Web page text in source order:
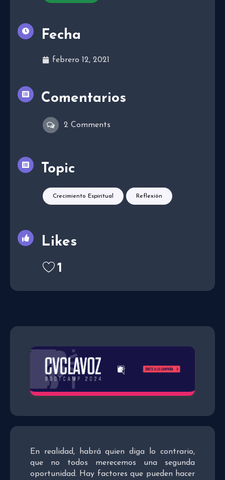
En realidad, habrá quien diga lo contrario,
que no todos merecemos una segunda
oportunidad. Hay factores que pueden hacer
Fecha
febrero 12, 2021
Comentarios
2 Comments
Topic
Crecimiento Espiritual Reflexión
Likes
1